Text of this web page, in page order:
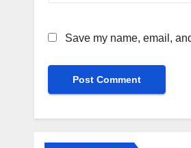
Save my name, email,